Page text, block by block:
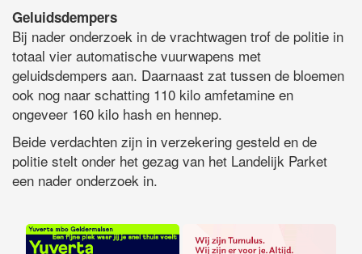
Geluidsdempers
Bij nader onderzoek in de vrachtwagen trof de politie in
totaal vier automatische vuurwapens met
geluidsdempers aan. Daarnaast zat tussen de bloemen
ook nog naar schatting 110 kilo amfetamine en
ongeveer 160 kilo hash en hennep.
Beide verdachten zijn in verzekering gesteld en de
politie stelt onder het gezag van het Landelijk Parket
een nader onderzoek in.